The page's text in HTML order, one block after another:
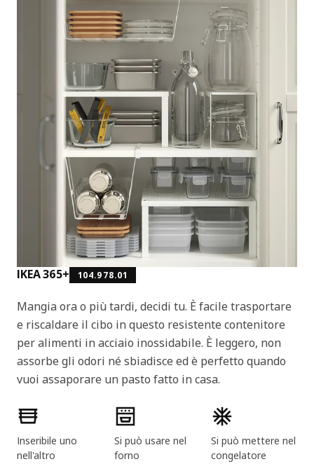
IKEA 365+ 104.978.01
Mangia ora o più tardi, decidi tu. È facile trasportare
e riscaldare il cibo in questo resistente contenitore
per alimenti in acciaio inossidabile. È leggero, non
assorbe gli odori né sbiadisce ed è perfetto quando
vuoi assaporare un pasto fatto in casa.
Caratteristiche del prodotto
Inseribile uno
nell'altro
Si può usare nel
forno
Si può mettere nel
congelatore